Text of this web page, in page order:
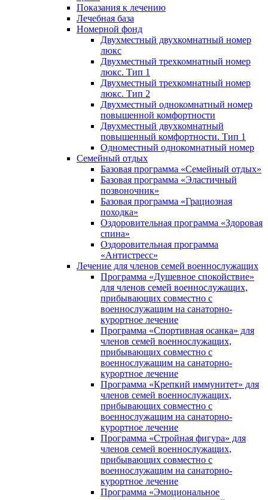
Показания к лечению
Лечебная база
Номерной фонд
Двухместный двухкомнатный номер
люкс
Двухместный трехкомнатный номер
люкс. Тип 1
Двухместный трехкомнатный номер
люкс. Тип 2
Двухместный однокомнатный номер
повышенной комфортности
Двухместный двухкомнатный
повышенный комфортности. Тип 1
Одноместный однокомнатный номер
Семейный отдых
Базовая программа «Семейный отдых»
Базовая программа «Эластичный
позвоночник»
Базовая программа «Грациозная
походка»
Оздоровительная программа «Здоровая
спина»
Оздоровительная программа
«Антистресс»
Лечение для членов семей военнослужащих
Программа «Душевное спокойствие»
для членов семей военнослужащих,
прибывающих совместно с
военнослужащим на санаторно-
курортное лечение
Программа «Спортивная осанка» для
членов семей военнослужащих,
прибывающих совместно с
военнослужащим на санаторно-
курортное лечение
Программа «Крепкий иммунитет» для
членов семей военнослужащих,
прибывающих совместно с
военнослужащим на санаторно-
курортное лечение
Программа «Стройная фигура» для
членов семей военнослужащих,
прибывающих совместно с
военнослужащим на санаторно-
курортное лечение
Программа «Эмоциональное